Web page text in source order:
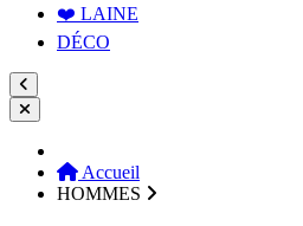
❤️ LAINE
DÉCO
Accueil
HOMMES